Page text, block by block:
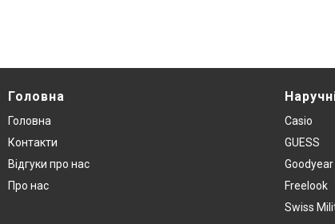
Головна
Головна
Контакти
Вiдгуки про нас
Про нас
Casio
GUESS
Goodyear
Freelook
Swiss